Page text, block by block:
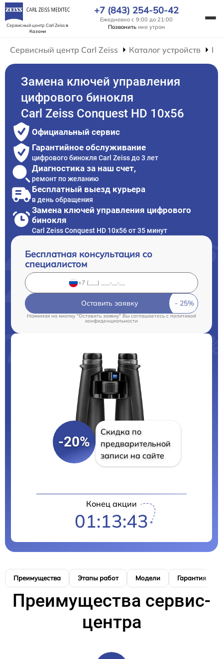
Сервисный центр Carl Zeissв
Казани
+7 (843) 254-50-42
Ежедневно с 9:00 до 21:00
Позвонить мне утром
Сервисный центр Carl Zeiss Каталог устройств
Замена ключей управления
цифрового бинокля
Carl Zeiss Conquest HD 10x56
Официальный сервис
Гарантийное обслуживание
цифрового бинокля Carl Zeiss до 3 лет
Диагностика за наш счет,
ремонт по желанию
Бесплатный выезд курьера
в день обращения
Замена ключей управления цифрового
бинокля
Carl Zeiss Conquest HD 10x56 от 35 минут
Бесплатная консультация со
специалистом
Оставить заявку
Нажимая на кнопку "Оставить заявку" Вы соглашаетесь cполитикой
конфиденциальности
-20%
Скидка по
предварительной
записи на сайте
Конец акции
01:13:42
Преимущества Этапы работ Модели Гарантия
Преимущества сервис-
центра